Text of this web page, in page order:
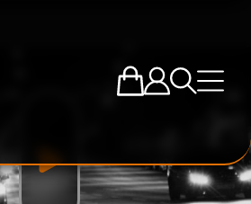
Zum U.R.B-
Einloggen
SucheMenü